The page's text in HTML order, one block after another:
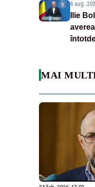
6 aug.
Ilie
MAI